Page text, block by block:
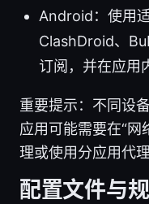
Android：使用
ClashDroid、
订阅，并在应用
重要提示：不同设
应用可能需要在“网
理或使用分应用代理
配置文件与